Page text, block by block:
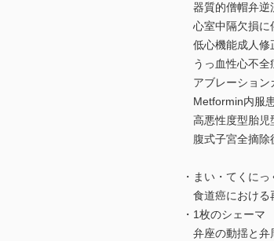
器質的僧帽弁逆
心室中隔欠損に
低心機能成人修
うっ血性心不全
アブレーション
Metformin内服
高悪性度型胎児
腹式子宮全摘除
・まい・てくにっ
食道癌における
・1枚のシェーマ
弁座の動揺と弁